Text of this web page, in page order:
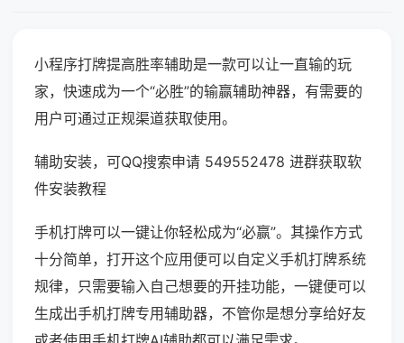
小程序打牌提高胜率辅助是一款可以让一直输的玩
家，快速成为一个“必胜”的输赢辅助神器，有需要的
用户可通过正规渠道获取使用。
辅助安装，可QQ搜索申请 549552478 进群获取软
件安装教程
手机打牌可以一键让你轻松成为“必赢”。其操作方式
十分简单，打开这个应用便可以自定义手机打牌系统
规律，只需要输入自己想要的开挂功能，一键便可以
生成出手机打牌专用辅助器，不管你是想分享给好友